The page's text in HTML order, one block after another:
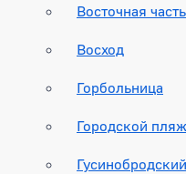
Восточная
Восход
Горбольница
Городской пляж
Гусинобродский